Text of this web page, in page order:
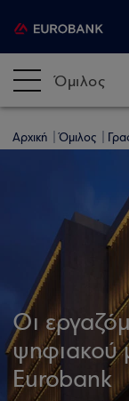
Όμιλος
Αρχική Όμιλος
Οι
ψηφιακού
Eurobank